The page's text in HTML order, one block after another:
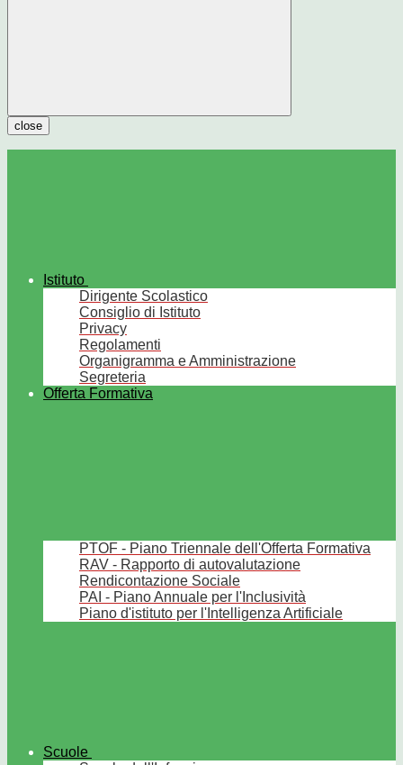
close
Istituto
Dirigente Scolastico
Consiglio di Istituto
Privacy
Regolamenti
Organigramma e Amministrazione
Segreteria
Offerta Formativa
PTOF - Piano Triennale dell'Offerta Formativa
RAV - Rapporto di autovalutazione
Rendicontazione Sociale
PAI - Piano Annuale per l'Inclusività
Piano d'istituto per l'Intelligenza Artificiale
Scuole